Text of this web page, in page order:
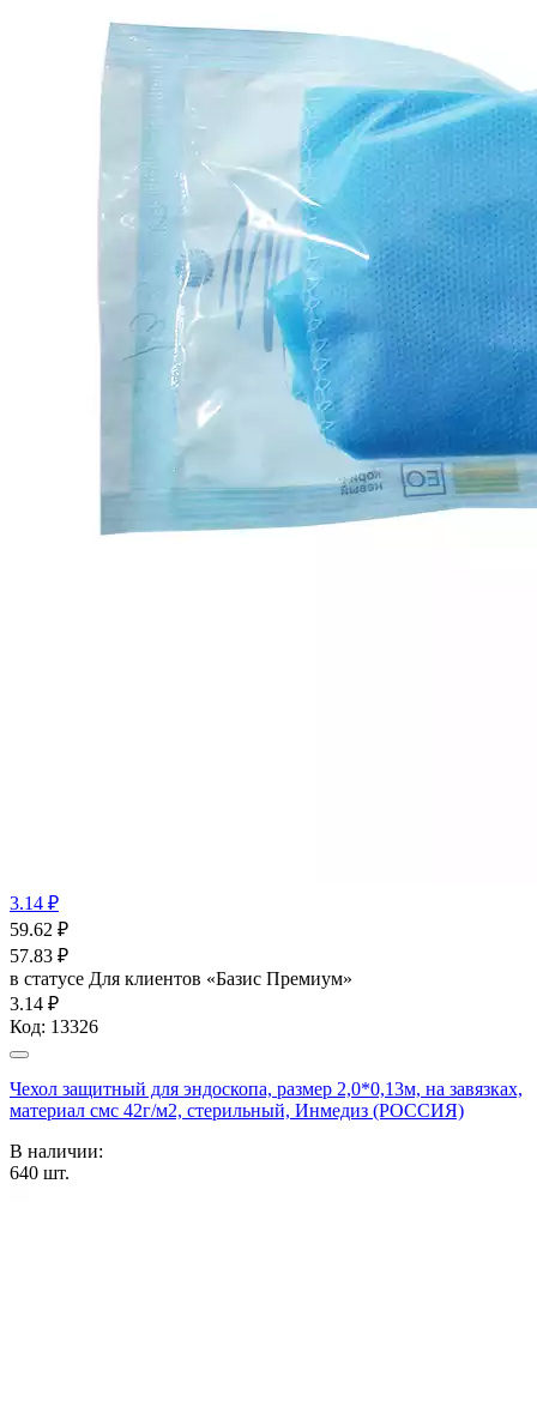
3.14 ₽
59.62 ₽
57.83 ₽
в статусе Для клиентов «Базис Премиум»
3.14 ₽
Код: 13326
Чехол защитный для эндоскопа, размер 2,0*0,13м, на завязках,
материал смс 42г/м2, стерильный, Инмедиз (РОССИЯ)
В наличии:
640 шт.